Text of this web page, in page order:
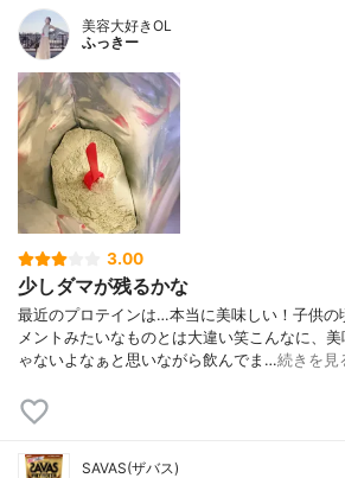
美容大好きOL
ふっきー
3.00
少しダマが残るかな
最近のプロテインは…本当に美味しい！子供の
メントみたいなものとは大違い笑こんなに、
ゃないよなぁと思いながら飲んでま…続きを見
SAVAS(ザバス)